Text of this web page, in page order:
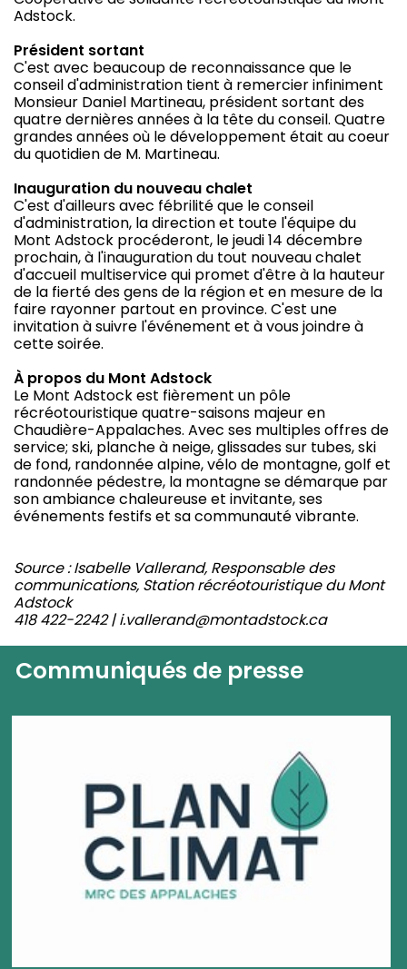
Adstock.
Président sortant
C'est avec beaucoup de reconnaissance que le
conseil d'administration tient à remercier infiniment
Monsieur Daniel Martineau, président sortant des
quatre dernières années à la tête du conseil. Quatre
grandes années où le développement était au coeur
du quotidien de M. Martineau.
Inauguration du nouveau chalet
C'est d'ailleurs avec fébrilité que le conseil
d'administration, la direction et toute l'équipe du
Mont Adstock procéderont, le jeudi 14 décembre
prochain, à l'inauguration du tout nouveau chalet
d'accueil multiservice qui promet d'être à la hauteur
de la fierté des gens de la région et en mesure de la
faire rayonner partout en province. C'est une
invitation à suivre l'événement et à vous joindre à
cette soirée.
À propos du Mont Adstock
Le Mont Adstock est fièrement un pôle
récréotouristique quatre-saisons majeur en
Chaudière-Appalaches. Avec ses multiples offres de
service; ski, planche à neige, glissades sur tubes, ski
de fond, randonnée alpine, vélo de montagne, golf et
randonnée pédestre, la montagne se démarque par
son ambiance chaleureuse et invitante, ses
événements festifs et sa communauté vibrante.
Source : Isabelle Vallerand, Responsable des
communications, Station récréotouristique du Mont
Adstock
418 422-2242 | i.vallerand@montadstock.ca
Communiqués de presse